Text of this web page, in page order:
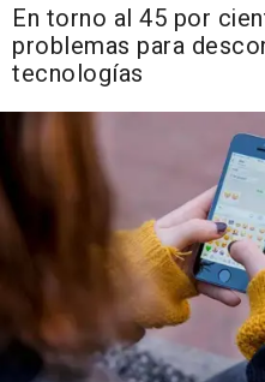
En torno al 45 por
problemas para
tecnologías